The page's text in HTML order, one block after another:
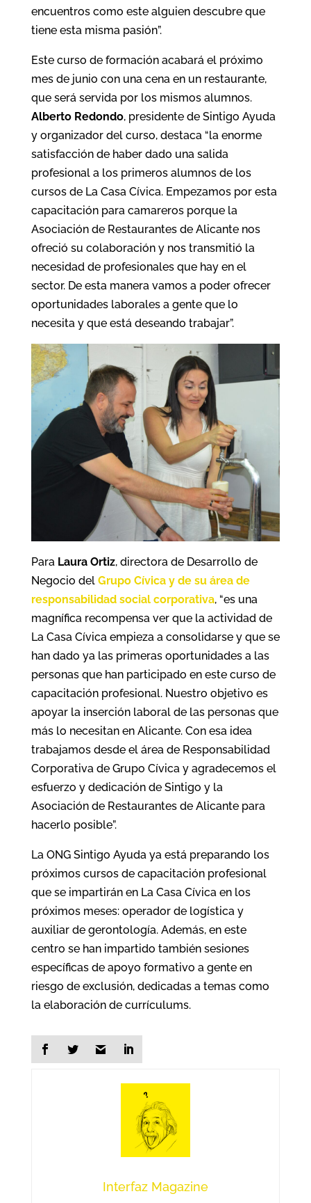
encuentros como este alguien descubre que
tiene esta misma pasión”.
Este curso de formación acabará el próximo
mes de junio con una cena en un restaurante,
que será servida por los mismos alumnos.
Alberto Redondo, presidente de Sintigo Ayuda
y organizador del curso, destaca “la enorme
satisfacción de haber dado una salida
profesional a los primeros alumnos de los
cursos de La Casa Cívica. Empezamos por esta
capacitación para camareros porque la
Asociación de Restaurantes de Alicante nos
ofreció su colaboración y nos transmitió la
necesidad de profesionales que hay en el
sector. De esta manera vamos a poder ofrecer
oportunidades laborales a gente que lo
necesita y que está deseando trabajar”.
Para Laura Ortiz, directora de Desarrollo de
Negocio del Grupo Cívica y de su área de
responsabilidad social corporativa, “es una
magnífica recompensa ver que la actividad de
La Casa Cívica empieza a consolidarse y que se
han dado ya las primeras oportunidades a las
personas que han participado en este curso de
capacitación profesional. Nuestro objetivo es
apoyar la inserción laboral de las personas que
más lo necesitan en Alicante. Con esa idea
trabajamos desde el área de Responsabilidad
Corporativa de Grupo Cívica y agradecemos el
esfuerzo y dedicación de Sintigo y la
Asociación de Restaurantes de Alicante para
hacerlo posible”.
La ONG Sintigo Ayuda ya está preparando los
próximos cursos de capacitación profesional
que se impartirán en La Casa Cívica en los
próximos meses: operador de logística y
auxiliar de gerontología. Además, en este
centro se han impartido también sesiones
específicas de apoyo formativo a gente en
riesgo de exclusión, dedicadas a temas como
la elaboración de currículums.
Interfaz Magazine